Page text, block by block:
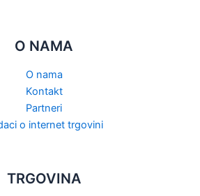
O NAMA
O nama
Kontakt
Partneri
o internet trgovini
TRGOVINA